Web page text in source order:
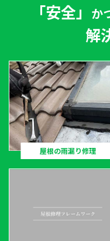
「安全」
か
解
屋根の雨漏り修理